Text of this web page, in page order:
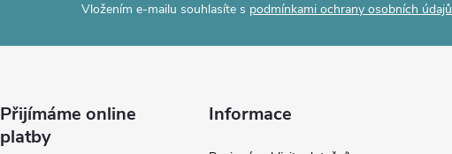
Vložením e-mailu souhlasíte s podmínkami ochrany osobních údajů
Přijímáme online
platby
Informace